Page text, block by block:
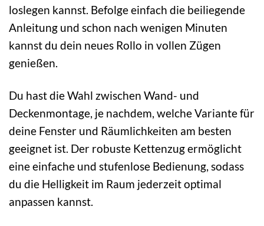
loslegen kannst. Befolge einfach die beiliegende
Anleitung und schon nach wenigen Minuten
kannst du dein neues Rollo in vollen Zügen
genießen.
Du hast die Wahl zwischen Wand- und
Deckenmontage, je nachdem, welche Variante für
deine Fenster und Räumlichkeiten am besten
geeignet ist. Der robuste Kettenzug ermöglicht
eine einfache und stufenlose Bedienung, sodass
du die Helligkeit im Raum jederzeit optimal
anpassen kannst.